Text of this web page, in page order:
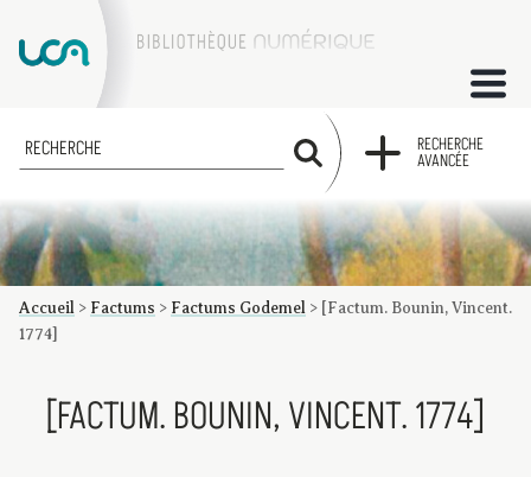
ACCUEIL
COLLECTIONS
FACTUMS
Les factums à la BU
Présentation du corpus de factums de la collection Marie
Bibliographie
Glossaire
Index de recherche
RECHERCHE
RECHERCHE
AVANCÉE
Accueil > Factums > Factums Godemel > [Factum. Bounin, Vincent.
1774]
[FACTUM. BOUNIN, VINCENT. 1774]